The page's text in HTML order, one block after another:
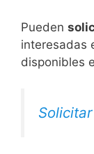
​Pueden
interesadas
disponibles